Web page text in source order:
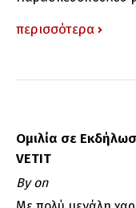
περισσότερα
Ομιλία σε
VETIT
Byon